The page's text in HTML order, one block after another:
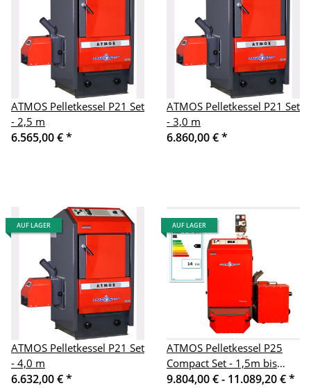
ATMOS Pelletkessel P21 Set
- 2,5 m
6.565,00 €*
ATMOS Pelletkessel P21 Set
- 3,0 m
6.860,00 €*
AUF LAGER
ATMOS Pelletkessel P21 Set
- 4,0 m
6.632,00 €*
AUF LAGER
ATMOS Pelletkessel P25
Compact Set - 1,5m bis
4,0m
9.804,00 € - 11.089,20 €*